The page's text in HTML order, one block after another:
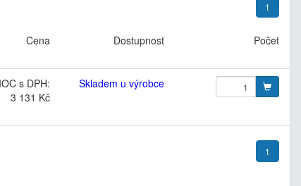
1
Cena Dostupnost
Počet
s DPH:
3 131 Kč
Skladem u výrobce
1